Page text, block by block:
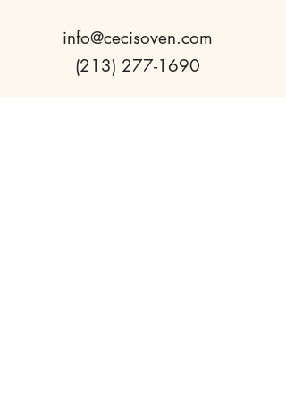
info@cecisoven.com
(213) 277-1690